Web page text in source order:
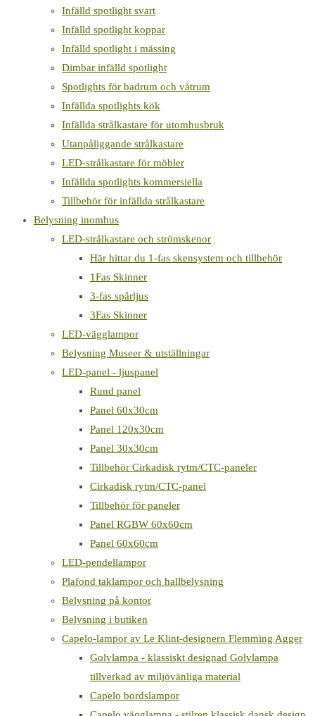
Infälld spotlight svart
Infälld spotlight koppar
Infälld spotlight i mässing
Dimbar infälld spotlight
Spotlights för badrum och våtrum
Infällda spotlights kök
Infällda strålkastare för utomhusbruk
Utanpåliggande strålkastare
LED-strålkastare för möbler
Infällda spotlights kommersiella
Tillbehör för infällda strålkastare
Belysning inomhus
LED-strålkastare och strömskenor
Här hittar du 1-fas skensystem och tillbehör
1Fas Skinner
3-fas spårljus
3Fas Skinner
LED-vägglampor
Belysning Museer & utställningar
LED-panel - ljuspanel
Rund panel
Panel 60x30cm
Panel 120x30cm
Panel 30x30cm
Tillbehör Cirkadisk rytm/CTC-paneler
Cirkadisk rytm/CTC-panel
Tillbehör för paneler
Panel RGBW 60x60cm
Panel 60x60cm
LED-pendellampor
Plafond taklampor och hallbelysning
Belysning på kontor
Belysning i butiken
Capelo-lampor av Le Klint-designern Flemming Agger
Golvlampa - klassiskt designad Golvlampa
tillverkad av miljövänliga material
Capelo bordslampor